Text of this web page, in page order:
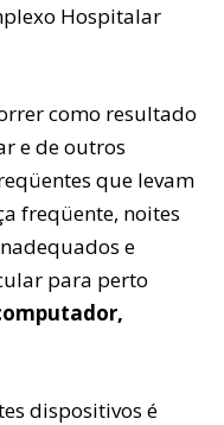
Hospitalar
como resultado
e de outros
que levam
freqüente, noites
e
para perto
dispositivos é